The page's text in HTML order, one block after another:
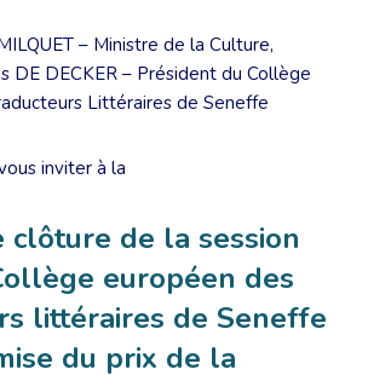
– Ministre de la Culture,
DE DECKER – Président du Collège
Littéraires de Seneffe
inviter à la
clôture de la session
européen des
littéraires de Seneffe
du prix de la